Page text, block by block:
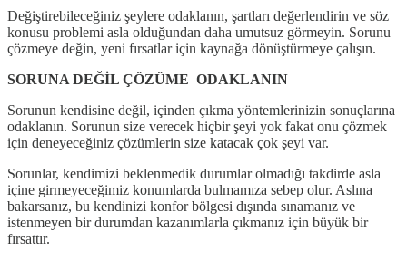
Değiştirebileceğiniz şeylere odaklanın, şartları değerlendirin ve söz
konusu problemi asla olduğundan daha umutsuz görmeyin. Sorunu
çözmeye değin, yeni fırsatlar için kaynağa dönüştürmeye çalışın.
SORUNA DEĞİL ÇÖZÜME ODAKLANIN
Sorunun kendisine değil, içinden çıkma yöntemlerinizin sonuçlarına
odaklanın. Sorunun size verecek hiçbir şeyi yok fakat onu çözmek
için deneyeceğiniz çözümlerin size katacak çok şeyi var.
Sorunlar, kendimizi beklenmedik durumlar olmadığı takdirde asla
içine girmeyeceğimiz konumlarda bulmamıza sebep olur. Aslına
bakarsanız, bu kendinizi konfor bölgesi dışında sınamanız ve
istenmeyen bir durumdan kazanımlarla çıkmanız için büyük bir
fırsattır.